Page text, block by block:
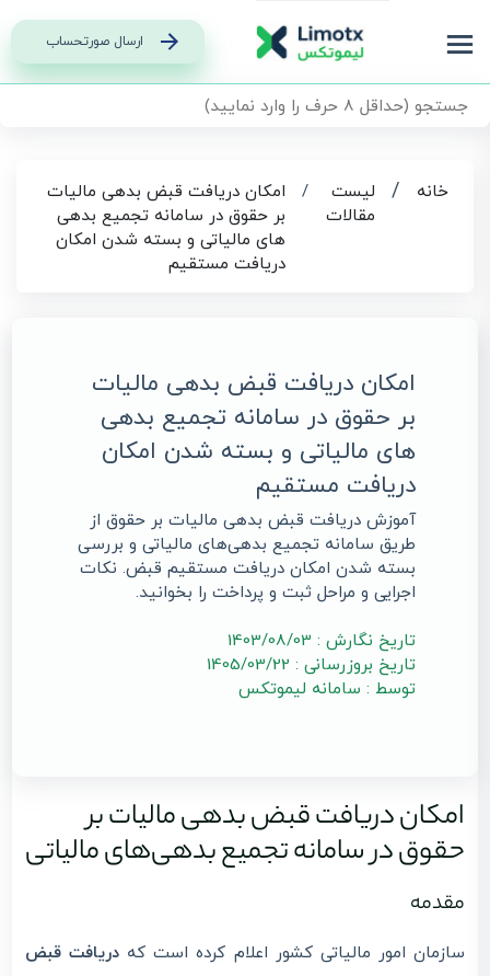
ارسال صورتحساب
خانه /
لیست
مقالات
/
امکان دریافت قبض بدهی مالیات
بر حقوق در سامانه تجمیع بدهی
های مالیاتی و بسته شدن امکان
دریافت مستقیم
امکان دریافت قبض بدهی مالیات
بر حقوق در سامانه تجمیع بدهی
های مالیاتی و بسته شدن امکان
دریافت مستقیم
آموزش دریافت قبض بدهی مالیات بر حقوق از
طریق سامانه تجمیع بدهی‌های مالیاتی و بررسی
بسته شدن امکان دریافت مستقیم قبض. نکات
اجرایی و مراحل ثبت و پرداخت را بخوانید.
تاریخ نگارش : 1403/08/03
تاریخ بروزرسانی : 1405/03/22
توسط : سامانه لیموتکس
امکان دریافت قبض بدهی مالیات بر
حقوق در سامانه تجمیع بدهی‌های مالیاتی
مقدمه
سازمان امور مالیاتی کشور اعلام کرده است کهدریافت قبض